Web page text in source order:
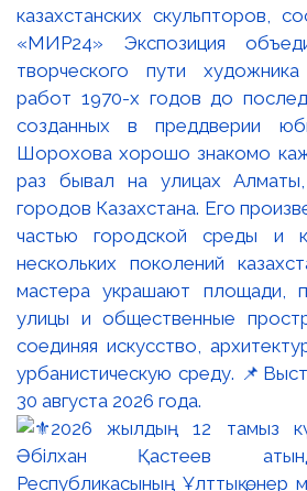
казахстанских скульпторов,
«МИР24» Экспозиция
творческого пути
работ 1970-х годов до
созданных в преддверии
Шорохова хорошо знакомо
раз бывал на улицах
городов Казахстана. Его
частью городской среды и
нескольких поколений
мастера украшают площади,
улицы и общественные
соединяя искусство,
урбанистическую среду.
30 августа 2026 года.